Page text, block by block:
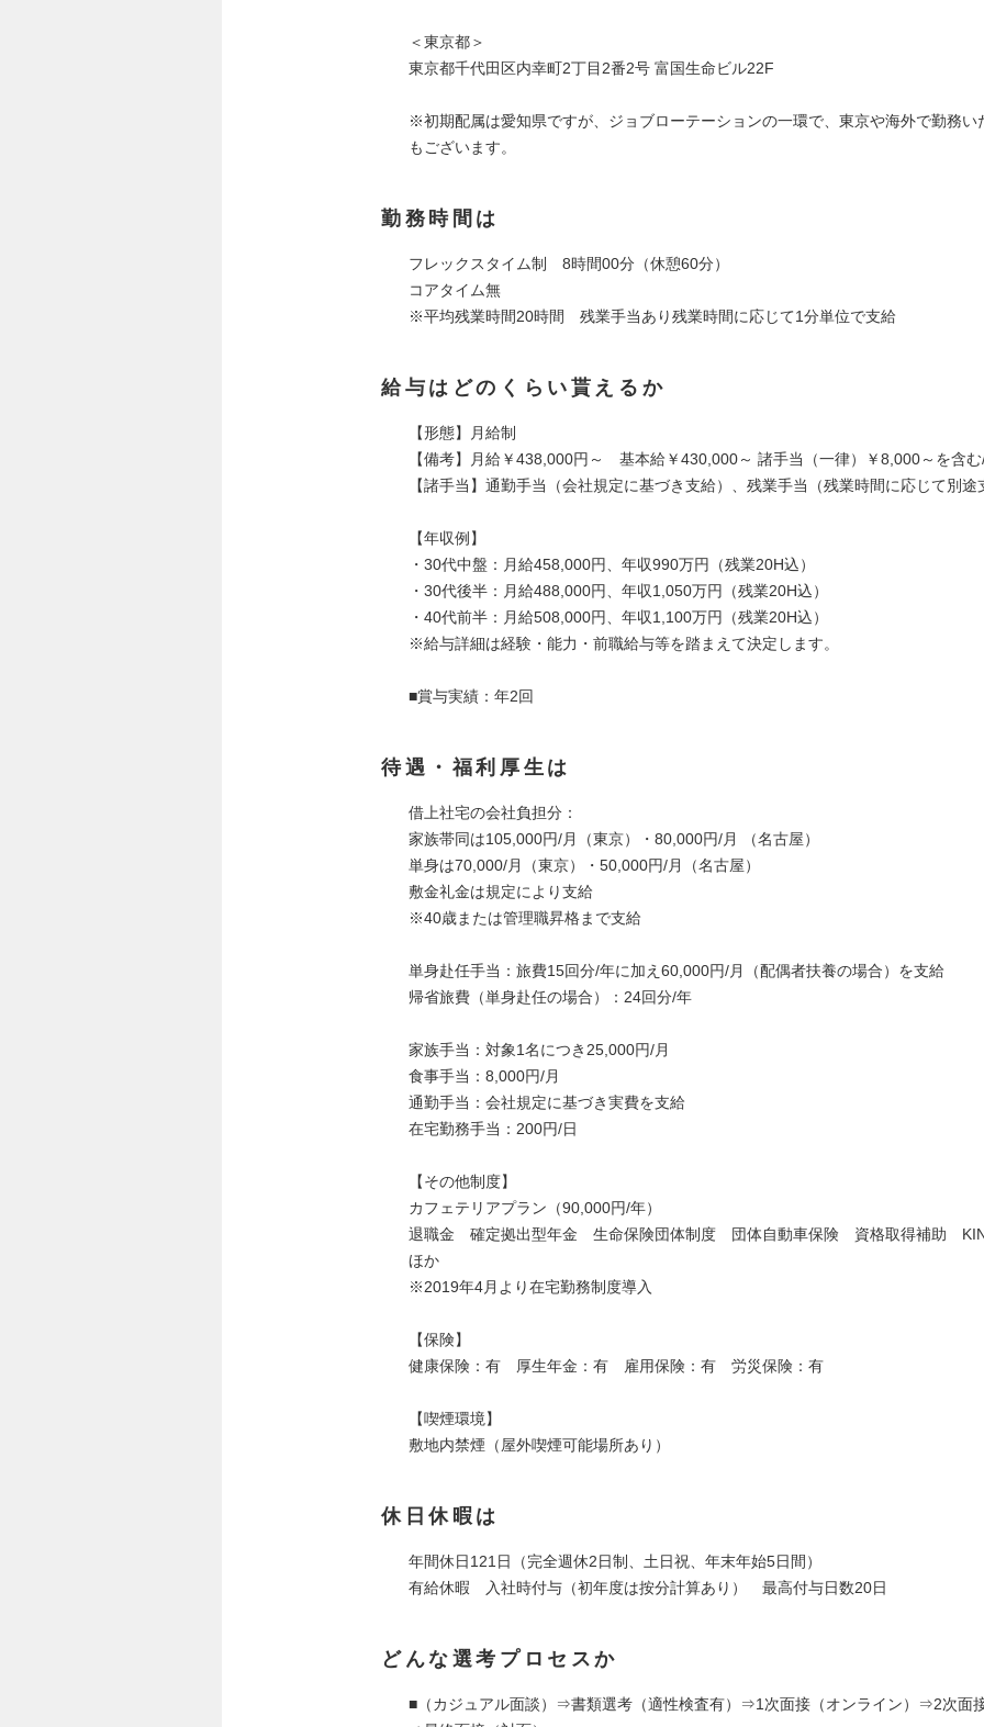
＜東京都＞
東京都千代田区内幸町2丁目2番2号 富国生命ビル22F
※初期配属は愛知県ですが、ジョブローテーションの一環で、東京や海外で勤務い
もございます。
勤務時間は
フレックスタイム制 8時間00分（休憩60分）
コアタイム無
※平均残業時間20時間 残業手当あり残業時間に応じて1分単位で支給
給与はどのくらい貰えるか
【形態】月給制
【備考】月給￥438,000円～ 基本給￥430,000～ 諸手当（一律）￥8,000～を含む
【諸手当】通勤手当（会社規定に基づき支給）、残業手当（残業時間に応じて別途
【年収例】
・30代中盤：月給458,000円、年収990万円（残業20H込）
・30代後半：月給488,000円、年収1,050万円（残業20H込）
・40代前半：月給508,000円、年収1,100万円（残業20H込）
※給与詳細は経験・能力・前職給与等を踏まえて決定します。
■賞与実績：年2回
待遇・福利厚生は
借上社宅の会社負担分：
家族帯同は105,000円/月（東京）・80,000円/月 （名古屋）
単身は70,000/月（東京）・50,000円/月（名古屋）
敷金礼金は規定により支給
※40歳または管理職昇格まで支給
単身赴任手当：旅費15回分/年に加え60,000円/月（配偶者扶養の場合）を支給
帰省旅費（単身赴任の場合）：24回分/年
家族手当：対象1名につき25,000円/月
食事手当：8,000円/月
通勤手当：会社規定に基づき実費を支給
在宅勤務手当：200円/日
【その他制度】
カフェテリアプラン（90,000円/年）
退職金 確定拠出型年金 生命保険団体制度 団体自動車保険 資格取得補助
ほか
※2019年4月より在宅勤務制度導入
【保険】
健康保険：有 厚生年金：有 雇用保険：有 労災保険：有
【喫煙環境】
敷地内禁煙（屋外喫煙可能場所あり）
休日休暇は
年間休日121日（完全週休2日制、土日祝、年末年始5日間）
有給休暇 入社時付与（初年度は按分計算あり） 最高付与日数20日
どんな選考プロセスか
■（カジュアル面談）⇒書類選考（適性検査有）⇒1次面接（オンライン）⇒2次面接